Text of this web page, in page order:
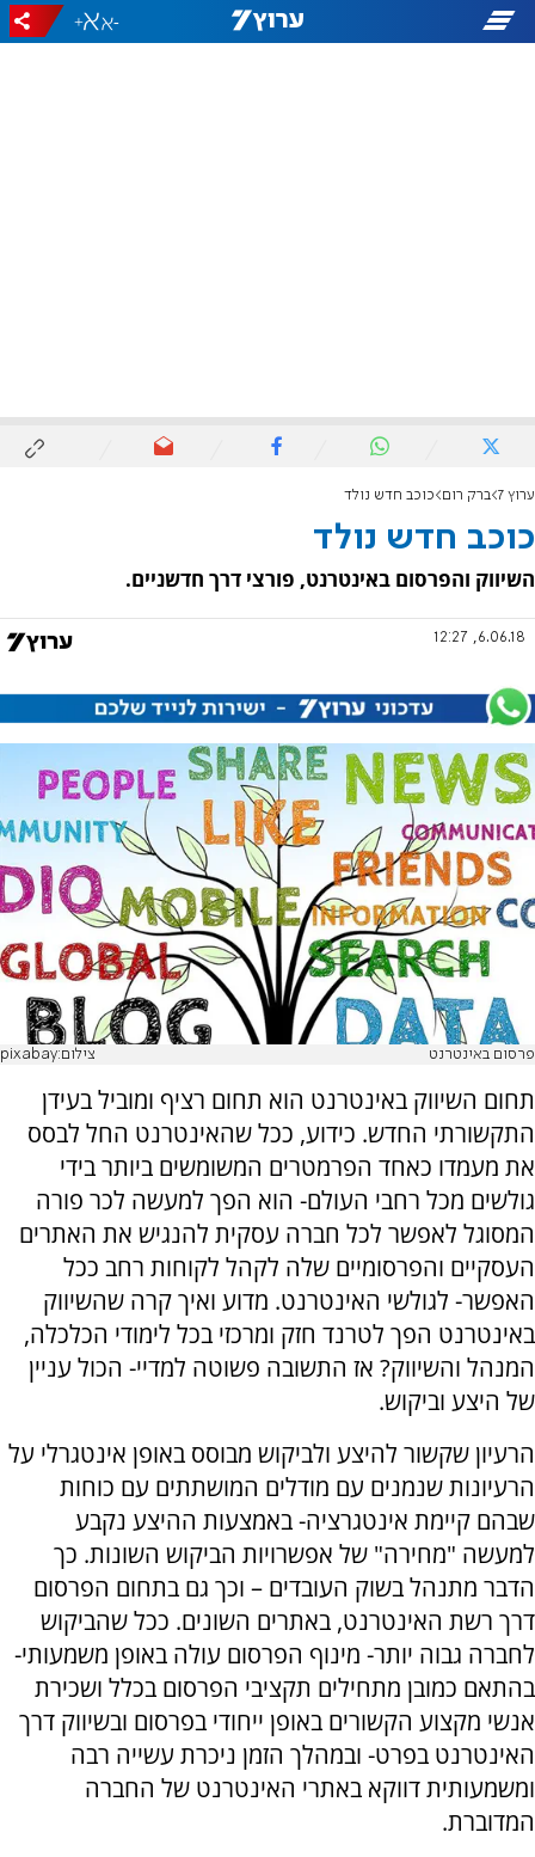
-
+
ערוץ 7 ברק רום כוכב חדש נולד
כוכב חדש נולד
השיווק והפרסום באינטרנט, פורצי דרך חדשניים.
6.06.18, 12:27
פרסום באינטרנט צילום:pixabay
תחום השיווק באינטרנט הוא תחום רציף ומוביל בעידן
התקשורתי החדש. כידוע, ככל שהאינטרנט החל לבסס
את מעמדו כאחד הפרמטרים המשומשים ביותר בידי
גולשים מכל רחבי העולם- הוא הפך למעשה לכר פורה
המסוגל לאפשר לכל חברה עסקית להנגיש את האתרים
העסקיים והפרסומיים שלה לקהל לקוחות רחב ככל
האפשר- לגולשי האינטרנט. מדוע ואיך קרה שהשיווק
באינטרנט הפך לטרנד חזק ומרכזי בכל לימודי הכלכלה,
המנהל והשיווק? אז התשובה פשוטה למדיי- הכול עניין
של היצע וביקוש.
הרעיון שקשור להיצע ולביקוש מבוסס באופן אינטגרלי על
הרעיונות שנמנים עם מודלים המושתתים עם כוחות
שבהם קיימת אינטגרציה- באמצעות ההיצע נקבע
למעשה "מחירה" של אפשרויות הביקוש השונות. כך
הדבר מתנהל בשוק העובדים – וכך גם בתחום הפרסום
דרך רשת האינטרנט, באתרים השונים. ככל שהביקוש
לחברה גבוה יותר- מינוף הפרסום עולה באופן משמעותי-
בהתאם כמובן מתחילים תקציבי הפרסום בכלל ושכירת
אנשי מקצוע הקשורים באופן ייחודי בפרסום ובשיווק דרך
האינטרנט בפרט- ובמהלך הזמן ניכרת עשייה רבה
ומשמעותית דווקא באתרי האינטרנט של החברה
המדוברת.